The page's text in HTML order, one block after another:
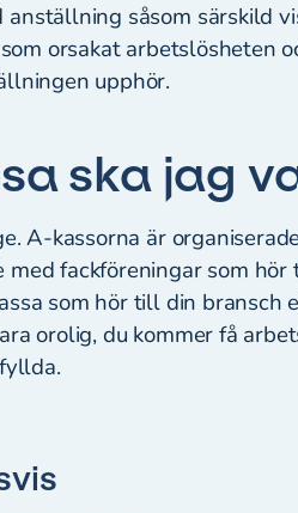
såsom särskild
orsakat arbetslösheten
upphör.
ska jag
A-kassorna är
fackföreningar som
som hör till din bransch
orolig, du kommer få